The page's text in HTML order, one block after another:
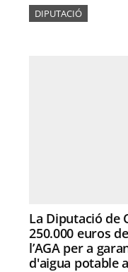
DIPUTACIÓ
La Diputació de
250.000 euros
l’AGA per a
d'aigua potable